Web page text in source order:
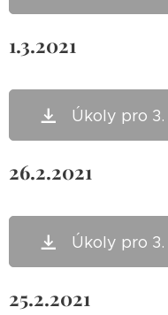
1.3.2021
Úkoly pro 3.
26.2.2021
Úkoly pro 3.
25.2.2021